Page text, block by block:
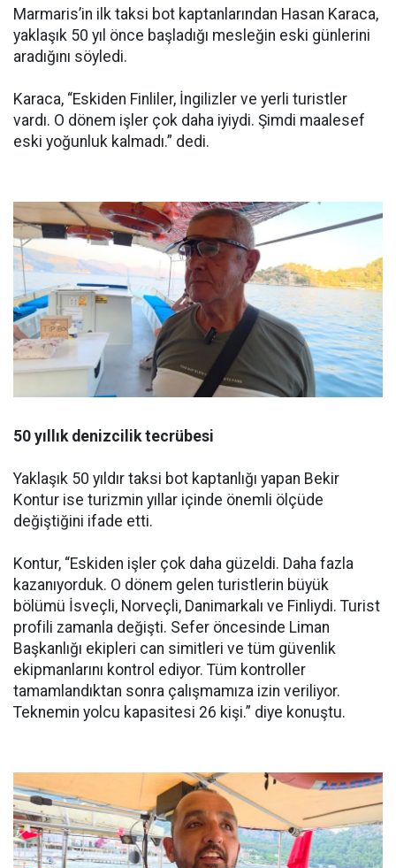
Marmaris’in ilk taksi bot kaptanlarından Hasan Karaca,
yaklaşık 50 yıl önce başladığı mesleğin eski günlerini
aradığını söyledi.
Karaca, “Eskiden Finliler, İngilizler ve yerli turistler
vardı. O dönem işler çok daha iyiydi. Şimdi maalesef
eski yoğunluk kalmadı.” dedi.
50 yıllık denizcilik tecrübesi
Yaklaşık 50 yıldır taksi bot kaptanlığı yapan Bekir
Kontur ise turizmin yıllar içinde önemli ölçüde
değiştiğini ifade etti.
Kontur, “Eskiden işler çok daha güzeldi. Daha fazla
kazanıyorduk. O dönem gelen turistlerin büyük
bölümü İsveçli, Norveçli, Danimarkalı ve Finliydi. Turist
profili zamanla değişti. Sefer öncesinde Liman
Başkanlığı ekipleri can simitleri ve tüm güvenlik
ekipmanlarını kontrol ediyor. Tüm kontroller
tamamlandıktan sonra çalışmamıza izin veriliyor.
Teknemin yolcu kapasitesi 26 kişi.” diye konuştu.